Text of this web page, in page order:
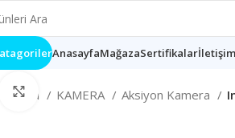
AnasayfaMağazaSertifikalarİletişim
Sayfa KAMERA Aksiyon Kamera
Büyütmek için tıklayın